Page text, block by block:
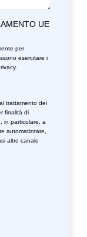
UE
per
esercitare i
trattamento dei
finalità di
in particolare, a
automatizzate,
altro canale